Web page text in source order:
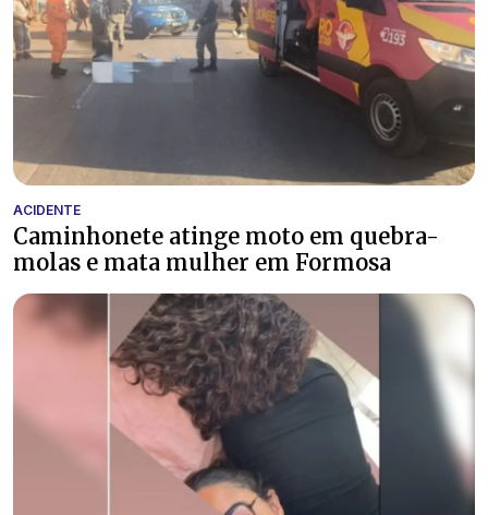
ACIDENTE
Caminhonete atinge moto em quebra-
molas e mata mulher em Formosa